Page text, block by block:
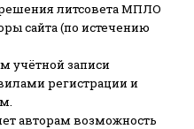
литсовета МПЛО
сайта (по истечению
учётной записи
регистрации и
авторам возможность